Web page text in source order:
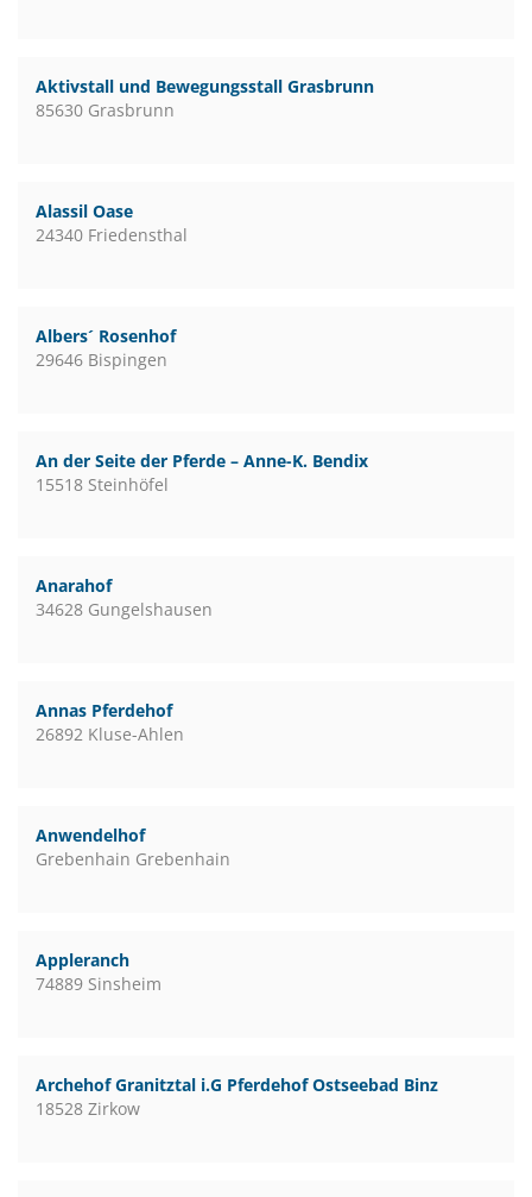
Aktivstall und Bewegungsstall Grasbrunn
85630 Grasbrunn
Alassil Oase
24340 Friedensthal
Albers´ Rosenhof
29646 Bispingen
An der Seite der Pferde – Anne-K. Bendix
15518 Steinhöfel
Anarahof
34628 Gungelshausen
Annas Pferdehof
26892 Kluse-Ahlen
Anwendelhof
Grebenhain Grebenhain
Appleranch
74889 Sinsheim
Archehof Granitztal i.G Pferdehof Ostseebad Binz
18528 Zirkow